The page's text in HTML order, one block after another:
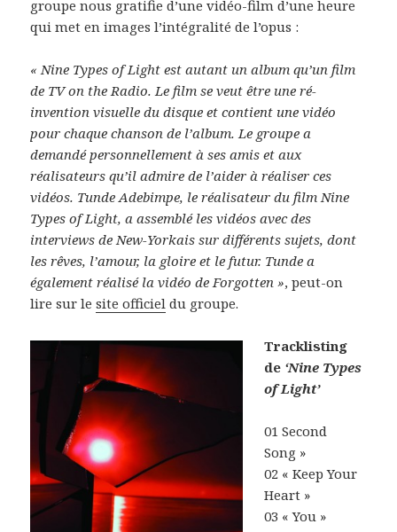
groupe nous gratifie d’une vidéo-film d’une heure
qui met en images l’intégralité de l’opus :
« Nine Types of Light est autant un album qu’un film
de TV on the Radio. Le film se veut être une ré-
invention visuelle du disque et contient une vidéo
pour chaque chanson de l’album. Le groupe a
demandé personnellement à ses amis et aux
réalisateurs qu’il admire de l’aider à réaliser ces
vidéos. Tunde Adebimpe, le réalisateur du film Nine
Types of Light, a assemblé les vidéos avec des
interviews de New-Yorkais sur différents sujets, dont
les rêves, l’amour, la gloire et le futur. Tunde a
également réalisé la vidéo de Forgotten », peut-on
lire sur lesite officiel du groupe.
Tracklisting
de ‘Nine Types
of Light’
01 Second
Song »
02 « Keep Your
Heart »
03 « You »